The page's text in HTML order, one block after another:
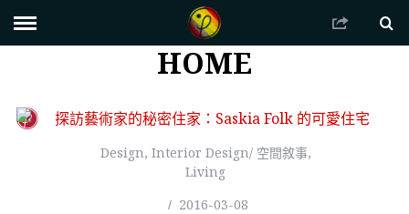
HOME
Design, Interior Design/ 空間敘事,
Living
2016-03-08